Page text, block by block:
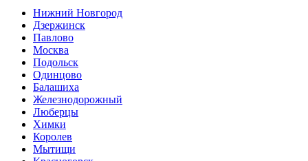
Нижний Новгород
Дзержинск
Павлово
Москва
Подольск
Одинцово
Балашиха
Железнодорожный
Люберцы
Химки
Королев
Мытищи